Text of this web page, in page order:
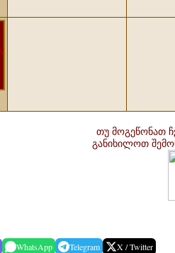
თუ მოგეწონათ
განიხილოთ
WhatsApp Telegram X / Twitter